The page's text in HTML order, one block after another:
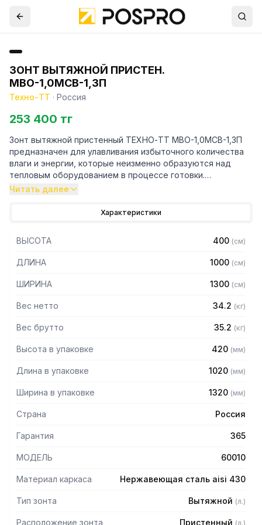
ЗОНТ ВЫТЯЖНОЙ ПРИСТЕН.
МВО-1,0МСВ-1,3П
Техно-ТТ · Россия
253 400 тг
Зонт вытяжной пристенный ТЕХНО-ТТ МВО-1,0МСВ-1,3П
предназначен для улавливания избыточного количества
влаги и энергии, которые неизменно образуются над
тепловым оборудованием в процессе готовки.
капли жира, которые в противном случае оседали бы на
защищает сотрудников горячего цеха.
Особенности:
— Бескаркасный
0,8мм
— Поставляется в собранном виде
Читать далее
Характеристики
ВЫСОТА 400 (см)
ДЛИНА 1000 (см)
ШИРИНА 1300 (см)
Вес нетто 34.2 (кг)
Вес брутто 35.2 (кг)
Высота в упаковке 420 (мм)
Длина в упаковке 1020 (мм)
Ширина в упаковке 1320 (мм)
Страна Россия
Гарантия 365
МОДЕЛЬ 60010
Материал каркаса Нержавеющая сталь aisi 430
Тип зонта Вытяжной (л.)
Расположение зонта Пристенный (л.)